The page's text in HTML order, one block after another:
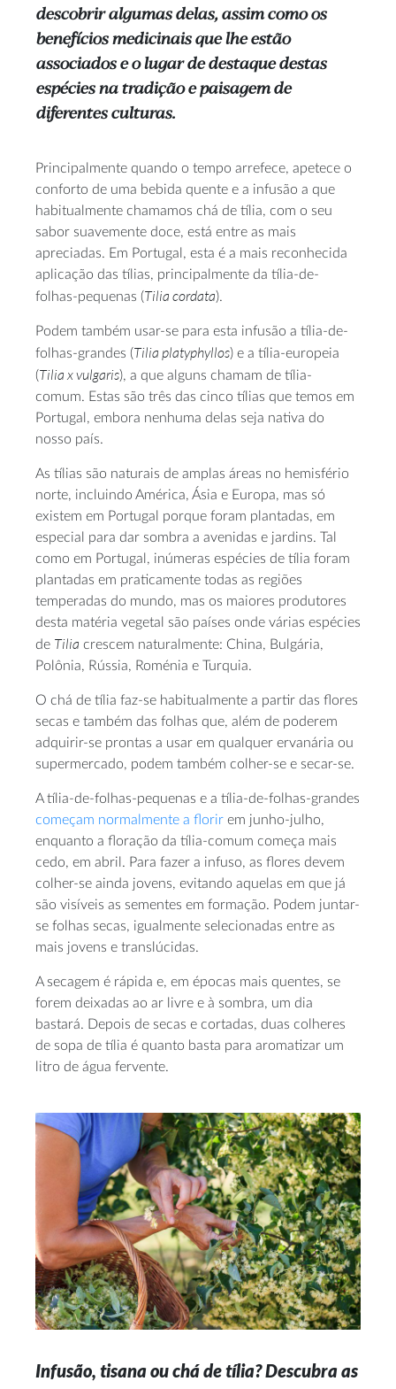
descobrir algumas delas, assim como os
benefícios medicinais que lhe estão
associados e o lugar de destaque destas
espécies na tradição e paisagem de
diferentes culturas.
Principalmente quando o tempo arrefece, apetece o
conforto de uma bebida quente e a infusão a que
habitualmente chamamos chá de tília, com o seu
sabor suavemente doce, está entre as mais
apreciadas. Em Portugal, esta é a mais reconhecida
aplicação das tílias, principalmente da tília-de-
folhas-pequenas (Tilia cordata).
Podem também usar-se para esta infusão a tília-de-
folhas-grandes (Tilia platyphyllos) e a tília-europeia
(Tilia x vulgaris), a que alguns chamam de tília-
comum. Estas são três das cinco tílias que temos em
Portugal, embora nenhuma delas seja nativa do
nosso país.
As tílias são naturais de amplas áreas no hemisfério
norte, incluindo América, Ásia e Europa, mas só
existem em Portugal porque foram plantadas, em
especial para dar sombra a avenidas e jardins. Tal
como em Portugal, inúmeras espécies de tília foram
plantadas em praticamente todas as regiões
temperadas do mundo, mas os maiores produtores
desta matéria vegetal são países onde várias espécies
de Tilia crescem naturalmente: China, Bulgária,
Polônia, Rússia, Roménia e Turquia.
O chá de tília faz-se habitualmente a partir das flores
secas e também das folhas que, além de poderem
adquirir-se prontas a usar em qualquer ervanária ou
supermercado, podem também colher-se e secar-se.
A tília-de-folhas-pequenas e a tília-de-folhas-grandes
começam normalmente a florir em junho-julho,
enquanto a floração da tília-comum começa mais
cedo, em abril. Para fazer a infuso, as flores devem
colher-se ainda jovens, evitando aquelas em que já
são visíveis as sementes em formação. Podem juntar-
se folhas secas, igualmente selecionadas entre as
mais jovens e translúcidas.
A secagem é rápida e, em épocas mais quentes, se
forem deixadas ao ar livre e à sombra, um dia
bastará. Depois de secas e cortadas, duas colheres
de sopa de tília é quanto basta para aromatizar um
litro de água fervente.
Infusão, tisana ou chá de tília? Descubra as